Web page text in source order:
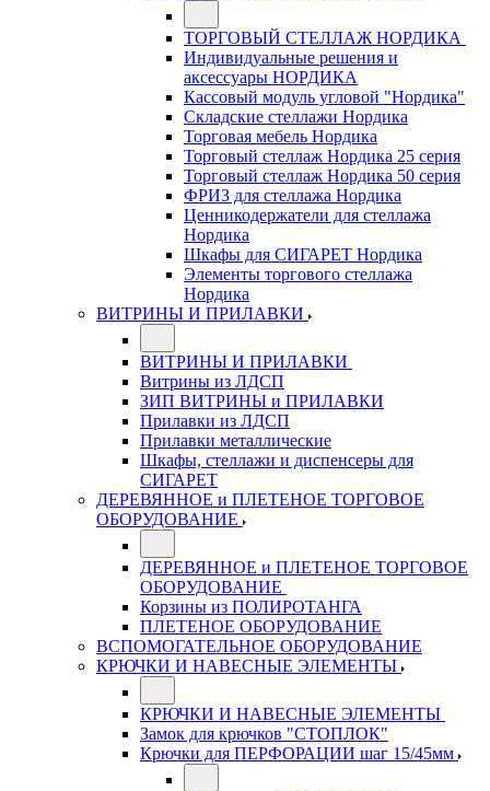
ТОРГОВЫЙ СТЕЛЛАЖ НОРДИКА
Индивидуальные решения и
аксессуары НОРДИКА
Кассовый модуль угловой "Нордика"
Складские стеллажи Нордика
Торговая мебель Нордика
Торговый стеллаж Нордика 25 серия
Торговый стеллаж Нордика 50 серия
ФРИЗ для стеллажа Нордика
Ценникодержатели для стеллажа
Нордика
Шкафы для СИГАРЕТ Нордика
Элементы торгового стеллажа
Нордика
ВИТРИНЫ И ПРИЛАВКИ
ВИТРИНЫ И ПРИЛАВКИ
Витрины из ЛДСП
ЗИП ВИТРИНЫ и ПРИЛАВКИ
Прилавки из ЛДСП
Прилавки металлические
Шкафы, стеллажи и диспенсеры для
СИГАРЕТ
ДЕРЕВЯННОЕ и ПЛЕТЕНОЕ ТОРГОВОЕ
ОБОРУДОВАНИЕ
ДЕРЕВЯННОЕ и ПЛЕТЕНОЕ ТОРГОВОЕ
ОБОРУДОВАНИЕ
Корзины из ПОЛИРОТАНГА
ПЛЕТЕНОЕ ОБОРУДОВАНИЕ
ВСПОМОГАТЕЛЬНОЕ ОБОРУДОВАНИЕ
КРЮЧКИ И НАВЕСНЫЕ ЭЛЕМЕНТЫ
КРЮЧКИ И НАВЕСНЫЕ ЭЛЕМЕНТЫ
Замок для крючков "СТОПЛОК"
Крючки для ПЕРФОРАЦИИ шаг 15/45мм